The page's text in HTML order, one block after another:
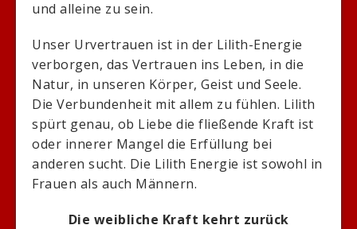
und alleine zu sein.
Unser Urvertrauen ist in der Lilith-Energie
verborgen, das Vertrauen ins Leben, in die
Natur, in unseren Körper, Geist und Seele.
Die Verbundenheit mit allem zu fühlen. Lilith
spürt genau, ob Liebe die fließende Kraft ist
oder innerer Mangel die Erfüllung bei
anderen sucht. Die Lilith Energie ist sowohl in
Frauen als auch Männern.
Die weibliche Kraft kehrt zurück